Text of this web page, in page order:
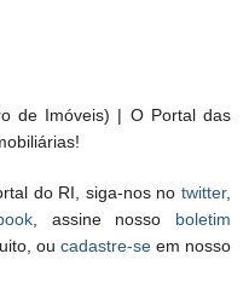
de Imóveis) | O Portal das
do RI, siga-nos no twitter,
, assine nosso boletim
ou cadastre-seem nosso